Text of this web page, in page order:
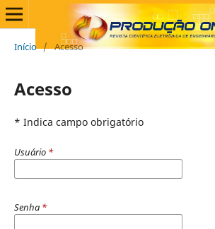
Início / Acesso
Acesso
* Indica campo obrigatório
Usuário *
Senha *